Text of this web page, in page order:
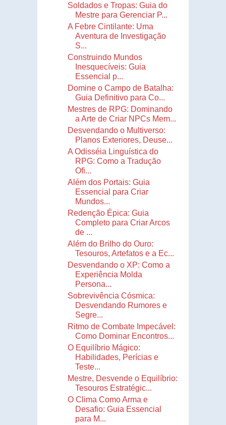
Soldados e Tropas: Guia do
Mestre para Gerenciar P...
A Febre Cintilante: Uma
Aventura de Investigação
S...
Construindo Mundos
Inesquecíveis: Guia
Essencial p...
Domine o Campo de Batalha:
Guia Definitivo para Co...
Mestres de RPG: Dominando
a Arte de Criar NPCs Mem...
Desvendando o Multiverso:
Planos Exteriores, Deuse...
A Odisséia Linguística do
RPG: Como a Tradução
Ofi...
Além dos Portais: Guia
Essencial para Criar
Mundos...
Redenção Épica: Guia
Completo para Criar Arcos
de ...
Além do Brilho do Ouro:
Tesouros, Artefatos e a Ec...
Desvendando o XP: Como a
Experiência Molda
Persona...
Sobrevivência Cósmica:
Desvendando Rumores e
Segre...
Ritmo de Combate Impecável:
Como Dominar Encontros...
O Equilíbrio Mágico:
Habilidades, Perícias e
Teste...
Mestre, Desvende o Equilíbrio:
Tesouros Estratégic...
O Clima Como Arma e
Desafio: Guia Essencial
para M...